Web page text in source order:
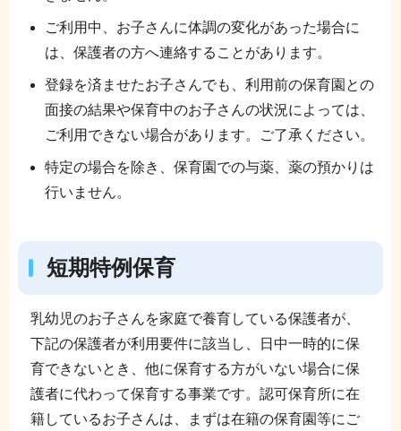
ご利用中、お子さんに体調の変化があった場合に
は、保護者の方へ連絡することがあります。
登録を済ませたお子さんでも、利用前の保育園との
面接の結果や保育中のお子さんの状況によっては、
ご利用できない場合があります。ご了承ください。
特定の場合を除き、保育園での与薬、薬の預かりは
行いません。
短期特例保育
乳幼児のお子さんを家庭で養育している保護者が、
下記の保護者が利用要件に該当し、日中一時的に保
育できないとき、他に保育する方がいない場合に保
護者に代わって保育する事業です。認可保育所に在
籍しているお子さんは、まずは在籍の保育園等にご